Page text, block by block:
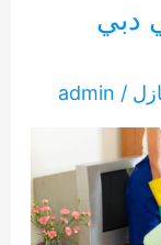
دبي
/
admin